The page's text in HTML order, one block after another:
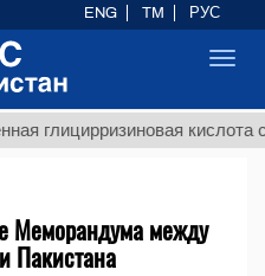
кислота
Меморандума между
Пакистана
ENG TM РУС